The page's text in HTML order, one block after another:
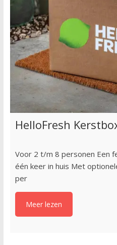
HelloFresh
Voor 2 t/m 8 personen Een
één keer in huis Met
per
Meer lezen